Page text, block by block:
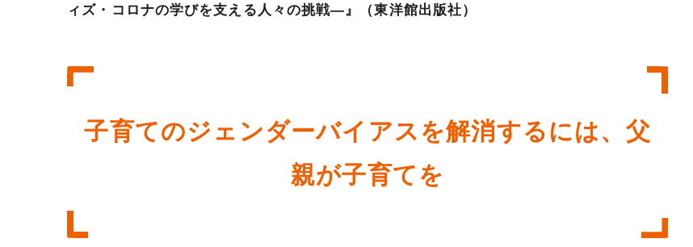
ィズ・コロナの学びを支える人々の挑戦―』（東洋館出版社）
子育てのジェンダーバイアスを解消するには、父
親が子育てを